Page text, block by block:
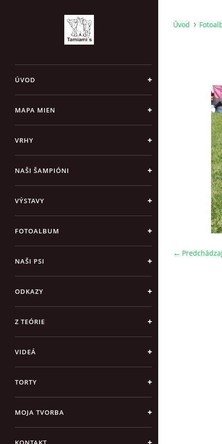
ÚVOD
MAPA MIEN
VRHY
NAŠI ŠAMPIÓNI
VÝSTAVY
FOTOALBUM
NAŠI PSI
ODKAZY
Z TEÓRIE
VIDEÁ
TORTY
MOJA TVORBA
Úvod
←